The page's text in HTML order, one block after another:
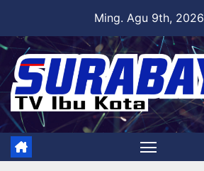
content
Ming. Agu 9th, 2026